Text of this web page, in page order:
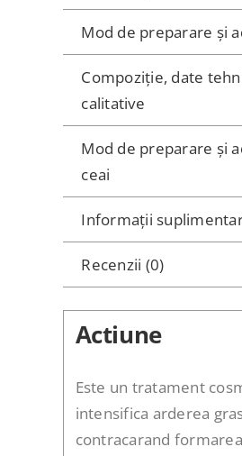
+
CREMA400ml
Mod de preparare și
Compoziție, date
calitative
Mod de preparare și
ceai
Informații
Recenzii (0)
Actiune
Este un tratament
intensifica arderea
contracarand